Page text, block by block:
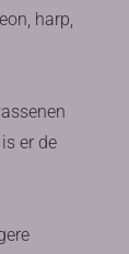
harp,
er de